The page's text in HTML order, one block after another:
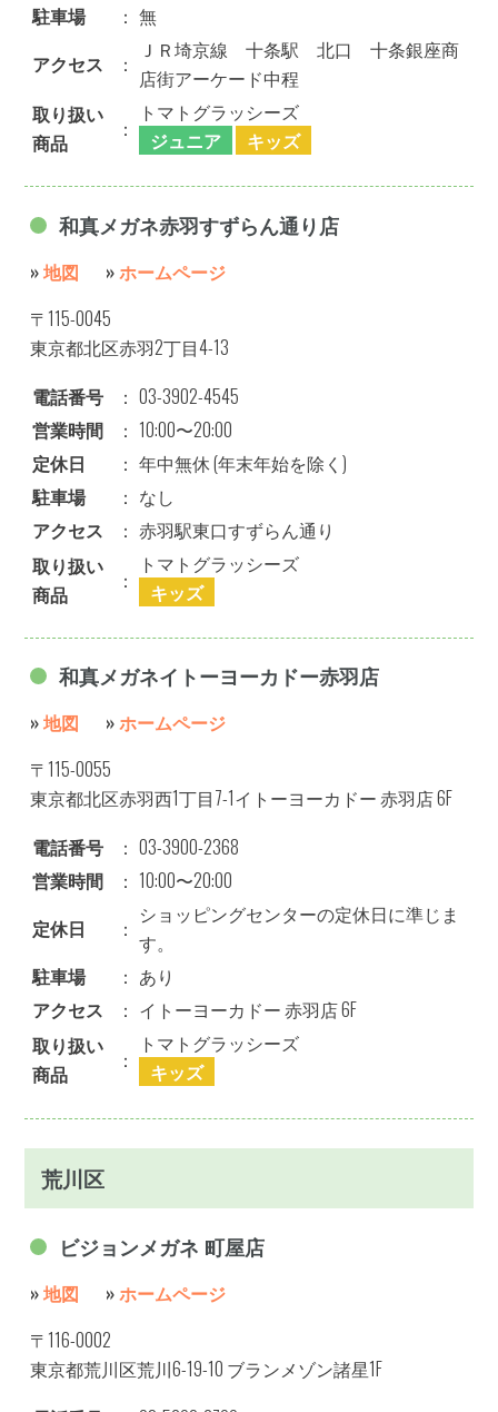
駐車場
： 無
アクセス
：
ＪＲ埼京線 十条駅 北口 十条銀座商
店街アーケード中程
取り扱い
商品
：
トマトグラッシーズ
ジュニア
キッズ
和真メガネ赤羽すずらん通り店
»地図 »ホームページ
〒115-0045
東京都北区赤羽2丁目4-13
電話番号
： 03-3902-4545
営業時間
： 10:00〜20:00
定休日
： 年中無休 (年末年始を除く)
駐車場
： なし
アクセス
： 赤羽駅東口すずらん通り
取り扱い
商品
：
トマトグラッシーズ
キッズ
和真メガネイトーヨーカドー赤羽店
»地図 »ホームページ
〒115-0055
東京都北区赤羽西1丁目7-1イトーヨーカドー 赤羽店 6F
電話番号
： 03-3900-2368
営業時間
： 10:00〜20:00
定休日
：
ショッピングセンターの定休日に準じま
す。
駐車場
： あり
アクセス
： イトーヨーカドー 赤羽店 6F
取り扱い
商品
：
トマトグラッシーズ
キッズ
荒川区
ビジョンメガネ 町屋店
»地図 »ホームページ
〒116-0002
東京都荒川区荒川6-19-10 ブランメゾン諸星1F